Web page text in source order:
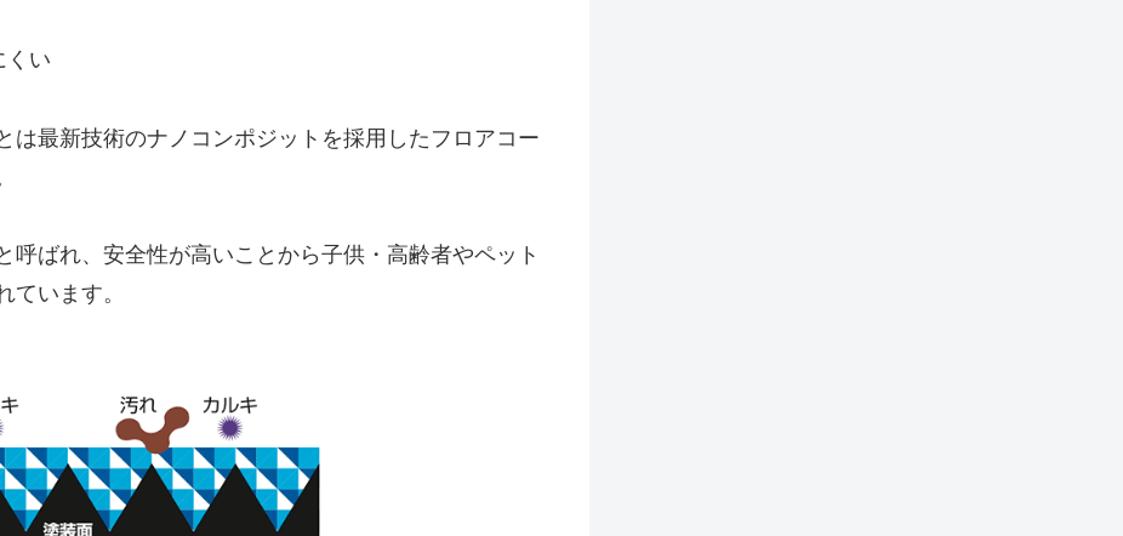
くい
は最新技術のナノコンポジットを採用したフロアコー
呼ばれ、安全性が高いことから子供・高齢者やペット
ています。